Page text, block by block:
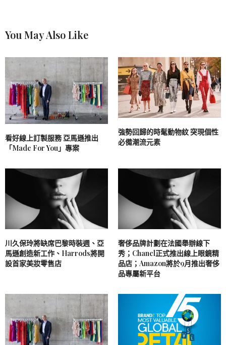
You May Also Like
看好線上訂製服務 亞馬遜推出
「Made For You」專案
強勢回歸的時髦動物紋 突現個性
必備潮流元素
川久保玲將缺席巴黎時裝週、亞
馬遜創造新工作、Harrods將開
設首家美妝零售店
奢侈品牌計劃在法國舉辦線下
秀；Chanel正式推出線上眼鏡精
品店；Amazon將於9月推出奢侈
品專屬新平台